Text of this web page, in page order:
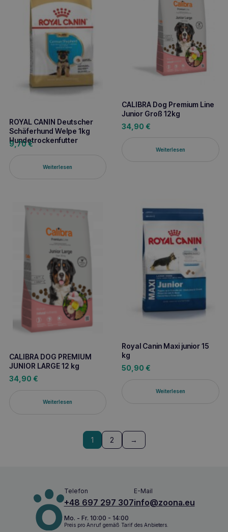
ROYAL CANIN Deutscher
Schäferhund Welpe 1kg
Hundetrockenfutter
9,70€
Weiterlesen
CALIBRA Dog Premium Line
Junior Groß 12kg
34,90 €
Weiterlesen
CALIBRA DOG PREMIUM
JUNIOR LARGE 12 kg
34,90 €
Weiterlesen
Royal Canin Maxi junior 15
kg
50,90 €
Weiterlesen
1 2 →
Telefon
+48 697 297 307
E-Mail
info@zoona.eu
Mo. - Fr. 10:00 - 14:00
Preis pro Anruf gemäß Tarif des Anbieters.